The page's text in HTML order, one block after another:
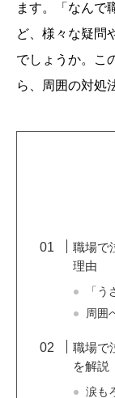
ます。「なんで
ど、様々な疑問
でしょうか。こ
ら、周囲の対処
職場で
理由
「
周囲
職場で
を解説
涙も